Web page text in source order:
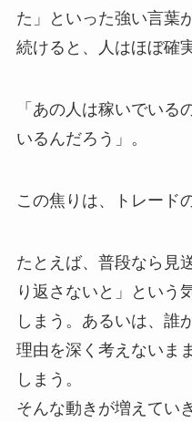
た」といった強い言葉
続けると、人はほぼ確
「あの人は稼いでいる
いるんだろう」。
この焦りは、トレード
たとえば、普段なら見
り返さないと」という
しまう。 あるいは、誰
理由を深く考えないま
しまう。
そんな動きが増えてい